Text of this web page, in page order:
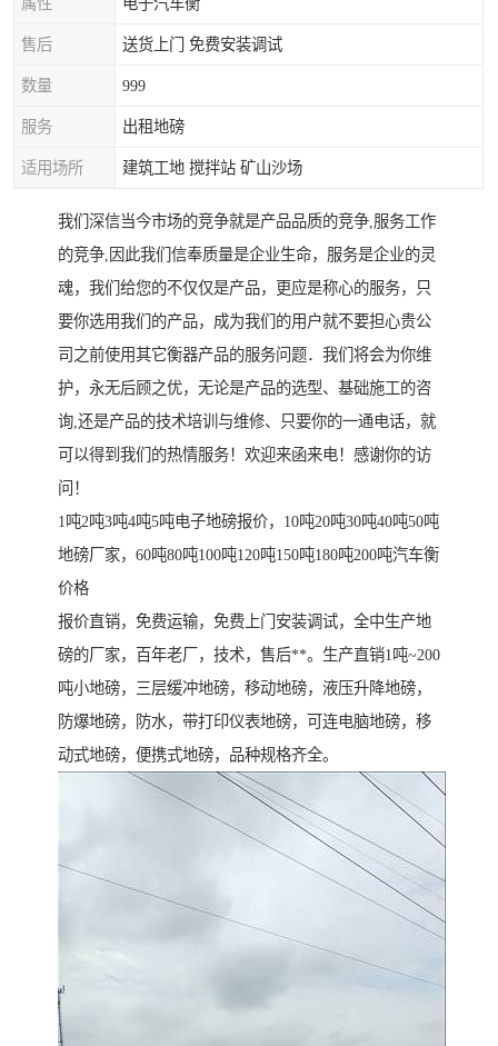
售后 送货上门 免费安装调试
数量 999
服务 出租地磅
适用场所 建筑工地 搅拌站 矿山沙场
我们深信当今市场的竞争就是产品品质的竞争,服务工作
的竞争,因此我们信奉质量是企业生命，服务是企业的灵
魂，我们给您的不仅仅是产品，更应是称心的服务，只
要你选用我们的产品，成为我们的用户就不要担心贵公
司之前使用其它衡器产品的服务问题．我们将会为你维
护，永无后顾之优，无论是产品的选型、基础施工的咨
询,还是产品的技术培训与维修、只要你的一通电话，就
可以得到我们的热情服务！欢迎来函来电！感谢你的访
问！
1吨2吨3吨4吨5吨电子地磅报价，10吨20吨30吨40吨50吨
地磅厂家，60吨80吨100吨120吨150吨180吨200吨汽车衡
价格
报价直销，免费运输，免费上门安装调试，全中生产地
磅的厂家，百年老厂，技术，售后**。生产直销1吨~200
吨小地磅，三层缓冲地磅，移动地磅，液压升降地磅，
防爆地磅，防水，带打印仪表地磅，可连电脑地磅，移
动式地磅，便携式地磅，品种规格齐全。